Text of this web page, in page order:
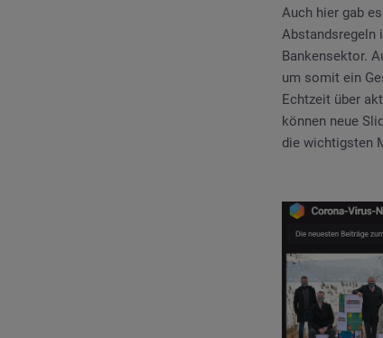
Auch hier gab
Abstandsregeln
Bankensektor.
um somit ein
Echtzeit über
können neue
die wichtigsten